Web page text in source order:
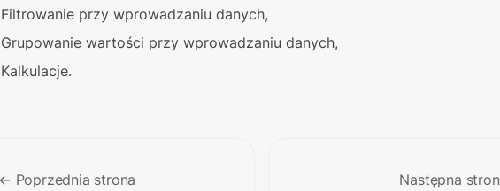
Filtrowanie przy wprowadzaniu danych,
Grupowanie wartości przy wprowadzaniu danych,
Kalkulacje.
← Poprzednia strona
Następna